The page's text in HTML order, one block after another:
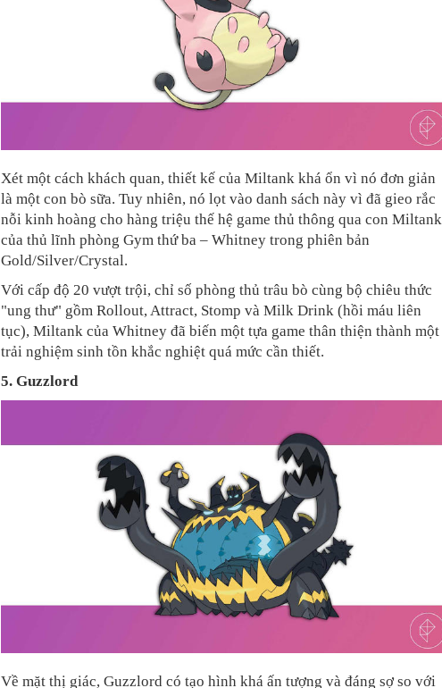
Xét một cách khách quan, thiết kế của Miltank khá ổn vì nó đơn giản
là một con bò sữa. Tuy nhiên, nó lọt vào danh sách này vì đã gieo rắc
nỗi kinh hoàng cho hàng triệu thế hệ game thủ thông qua con Miltank
của thủ lĩnh phòng Gym thứ ba – Whitney trong phiên bản
Gold/Silver/Crystal.
Với cấp độ 20 vượt trội, chỉ số phòng thủ trâu bò cùng bộ chiêu thức
"ung thư" gồm Rollout, Attract, Stomp và Milk Drink (hồi máu liên
tục), Miltank của Whitney đã biến một tựa game thân thiện thành một
trải nghiệm sinh tồn khắc nghiệt quá mức cần thiết.
5. Guzzlord
Về mặt thị giác, Guzzlord có tạo hình khá ấn tượng và đáng sợ so với